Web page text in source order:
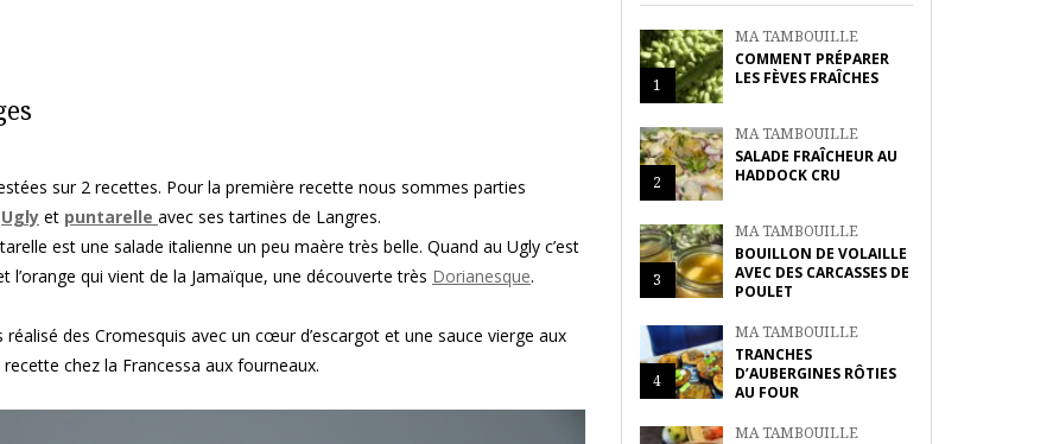
sur 2 recettes. Pour la première recette nous sommes parties
Ugly et puntarelle avec ses tartines de Langres.
est une salade italienne un peu maère très belle. Quand au Ugly c’est
qui vient de la Jamaïque, une découverte très Dorianesque.
des Cromesquis avec un cœur d’escargot et une sauce vierge aux
chez la Francessa aux fourneaux.
1
MA TAMBOUILLE
COMMENT PRÉPARER
LES FÈVES FRAÎCHES
2
MA TAMBOUILLE
SALADE FRAÎCHEUR AU
HADDOCK CRU
3
MA TAMBOUILLE
BOUILLON DE VOLAILLE
AVEC DES CARCASSES DE
POULET
4
MA TAMBOUILLE
TRANCHES
D’AUBERGINES RÔTIES
AU FOUR
MA TAMBOUILLE